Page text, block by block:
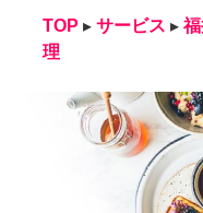
TOP ▸ サービス ▸
理